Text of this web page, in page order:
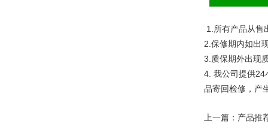
1. 所有产品从售
2. 保修期内如出
3. 质保期外出现
4. 我公司提供24
品寄回检修，产
上一篇： 产品推